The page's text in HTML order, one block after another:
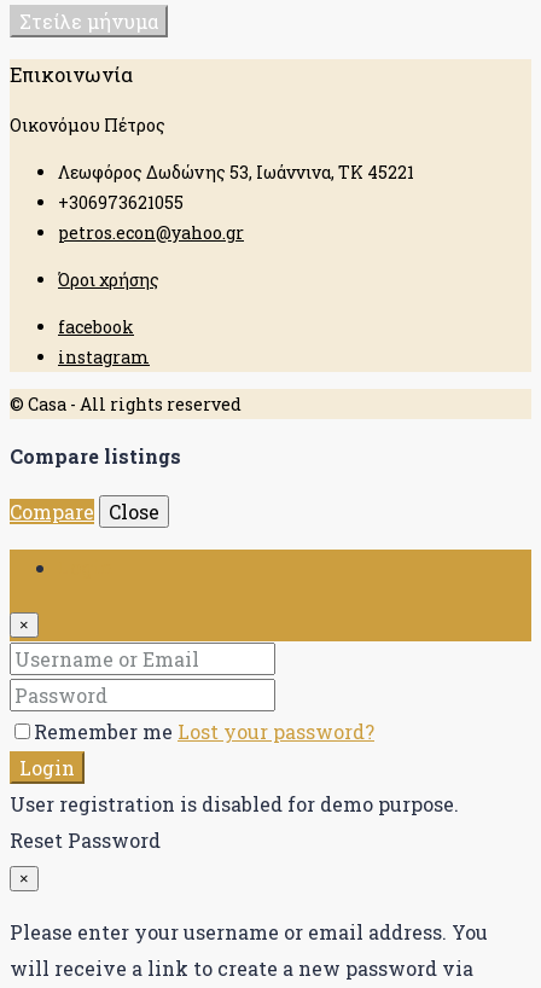
Στείλε μήνυμα
Επικοινωνία
Οικονόμου Πέτρος
Λεωφόρος Δωδώνης 53, Ιωάννινα, ΤΚ 45221
+306973621055
petros.econ@yahoo.gr
Όροι χρήσης
facebook
instagram
© Casa - All rights reserved
Compare listings
Compare Close
×
Remember me Lost your password?
Login
User registration is disabled for demo purpose.
Reset Password
×
Please enter your username or email address. You
will receive a link to create a new password via